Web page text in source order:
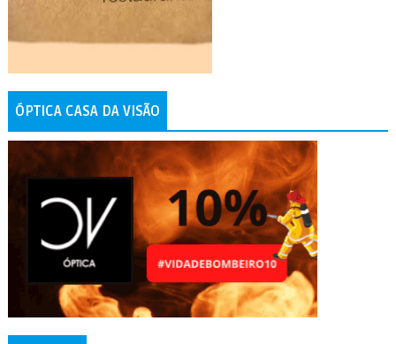
ÓPTICA CASA DA VISÃO